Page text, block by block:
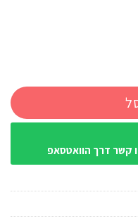
קשר דרך הוואטסאפ